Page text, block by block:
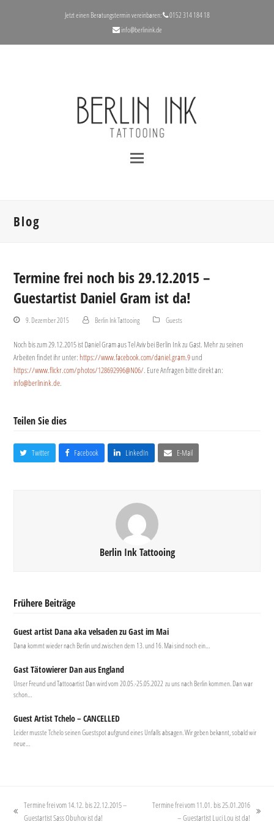
Jetzt einen Beratungstermin vereinbaren:
‪0152 314 184 18‬
info@berlinink.de
Blog
Termine frei noch bis 29.12.2015 –
Guestartist Daniel Gram ist da!
9. Dezember 2015 Berlin Ink Tattooing Guests
Noch bis zum 29.12.2015 ist Daniel Gram aus Tel Aviv bei Berlin Ink zu Gast. Mehr zu seinen
Arbeiten findet ihr unter: https://www.facebook.com/daniel.gram.9und
https://www.flickr.com/photos/128692996@N06/. Eure Anfragen bitte direkt an:
info@berlinink.de.
Teilen Sie dies
Twitter Facebook LinkedIn E-Mail
Berlin Ink Tattooing
Frühere Beiträge
Guest artist Dana aka velsaden zu Gast im Mai
Dana kommt wieder nach Berlin und zwischen dem 13. und 16. Mai sind noch ein…
Gast Tätowierer Dan aus England
Unser Freund und Tattooartist Dan wird vom 20.05.-25.05.2022 zu uns nach Berlin kommen. Dan war
schon…
Guest Artist Tchelo – CANCELLED
Leider musste Tchelo seinen Guestspot aufgrund eines Unfalls absagen. Wir geben bekannt, sobald wir
neue…
vorheriger
Termine frei vom 14.12. bis 22.12.2015 –
Guestartist Sass Obuhov ist da!
Termine frei vom 11.01. bis 25.01.2016
– Guestartist Luci Lou ist da!